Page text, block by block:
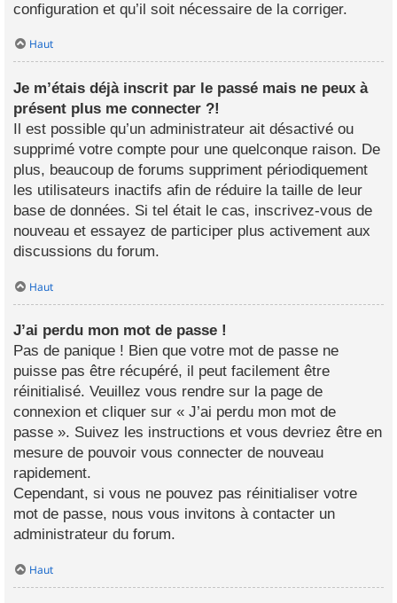
configuration et qu’il soit nécessaire de la corriger.
Haut
Je m’étais déjà inscrit par le passé mais ne peux à
présent plus me connecter ?!
Il est possible qu’un administrateur ait désactivé ou
supprimé votre compte pour une quelconque raison. De
plus, beaucoup de forums suppriment périodiquement
les utilisateurs inactifs afin de réduire la taille de leur
base de données. Si tel était le cas, inscrivez-vous de
nouveau et essayez de participer plus activement aux
discussions du forum.
Haut
J’ai perdu mon mot de passe !
Pas de panique ! Bien que votre mot de passe ne
puisse pas être récupéré, il peut facilement être
réinitialisé. Veuillez vous rendre sur la page de
connexion et cliquer sur « J’ai perdu mon mot de
passe ». Suivez les instructions et vous devriez être en
mesure de pouvoir vous connecter de nouveau
rapidement.
Cependant, si vous ne pouvez pas réinitialiser votre
mot de passe, nous vous invitons à contacter un
administrateur du forum.
Haut